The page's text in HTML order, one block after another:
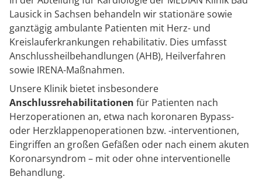
Lausick in Sachsen behandeln wir stationäre sowie
ganztägig ambulante Patienten mit Herz- und
Kreislauferkrankungen rehabilitativ. Dies umfasst
Anschlussheilbehandlungen (AHB), Heilverfahren
sowie IRENA-Maßnahmen.
Unsere Klinik bietet insbesondere
Anschlussrehabilitationen für Patienten nach
Herzoperationen an, etwa nach koronaren Bypass-
oder Herzklappenoperationen bzw. -interventionen,
Eingriffen an großen Gefäßen oder nach einem akuten
Koronarsyndrom – mit oder ohne interventionelle
Behandlung.